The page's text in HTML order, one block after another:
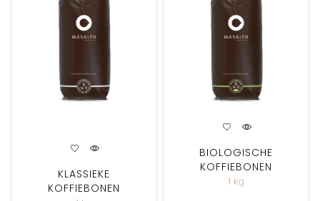
KLASSIEKE
KOFFIEBONEN
BIOLOGISCHE
KOFFIEBONEN
1 kg